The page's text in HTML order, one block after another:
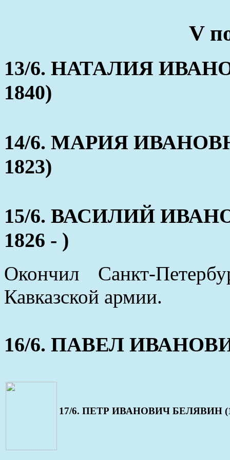
V
13/6. НАТАЛИЯ
1840)
14/6. МАРИЯ
1823)
15/6. ВАСИЛИЙ
1826 - )
Окончил Санкт-
Кавказской армии.
16/6. ПАВЕЛ
17/6. ПЕТР ИВАНОВИЧ БЕЛЯВИН (12